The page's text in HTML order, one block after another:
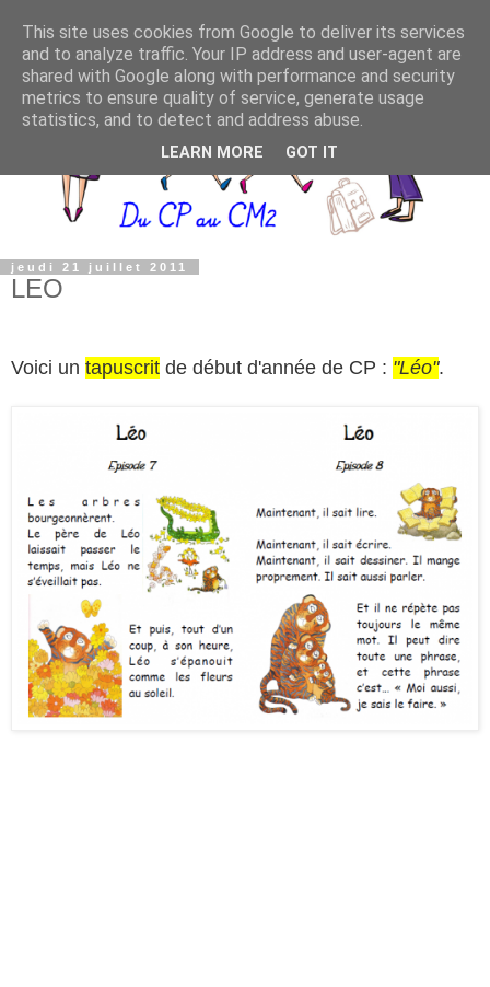
jeudi 21 juillet 2011
LEO
Voici un tapuscrit de début d'année de CP : "Léo".
This site uses cookies from Google to deliver its services
and to analyze traffic. Your IP address and user-agent are
shared with Google along with performance and security
metrics to ensure quality of service, generate usage
statistics, and to detect and address abuse.
LEARN MORE GOT IT